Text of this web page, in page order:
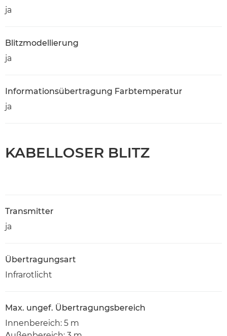
ja
Blitzmodellierung
ja
Informationsübertragung Farbtemperatur
ja
KABELLOSER BLITZ
Transmitter
ja
Übertragungsart
Infrarotlicht
Max. ungef. Übertragungsbereich
Innenbereich: 5 m